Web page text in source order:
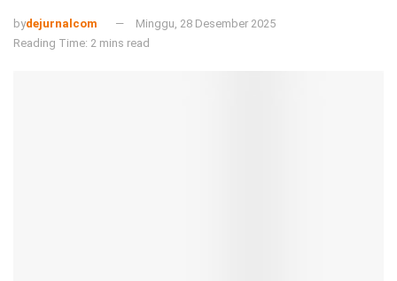
bydejurnalcom
Minggu, 28 Desember 2025
Reading Time: 2 mins read